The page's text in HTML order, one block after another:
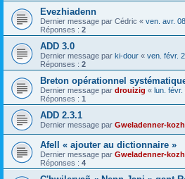
Evezhiadenn
Dernier message par Cédric « ven. avr.
Réponses : 2
ADD 3.0
Dernier message par ki-dour « ven. févr.
Réponses : 2
Breton opérationnel
Dernier message par drouizig « lun. févr.
Réponses : 1
ADD 2.3.1
Dernier message par Gweladenner-kozh
Afell « ajouter au dictionnaire »
Dernier message par Gweladenner-kozh
Réponses : 4